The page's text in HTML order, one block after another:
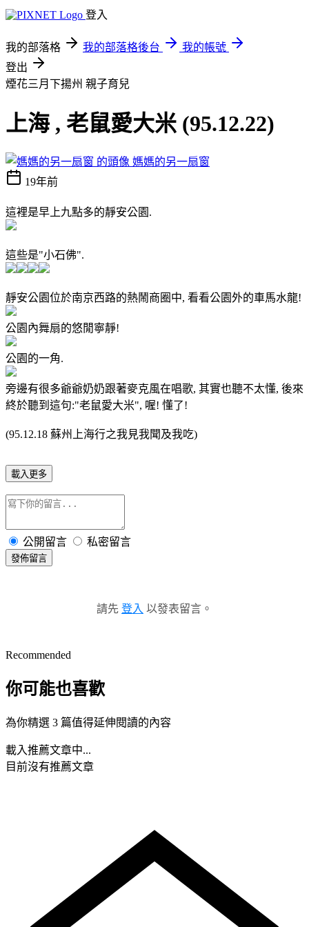
登入
我的部落格 我的部落格後台
我的帳號
登出
煙花三月下揚州 親子育兒
上海 , 老鼠愛大米 (95.12.22)
媽媽的另一扇窗
19年前
這裡是早上九點多的靜安公園.
這些是"小石佛".
靜安公園位於南京西路的熱鬧商圈中, 看看公園外的車馬水龍!
公園內舞扇的悠閒寧靜!
公園的一角.
旁邊有很多爺爺奶奶跟著麥克風在唱歌, 其實也聽不太懂, 後來
終於聽到這句:"老鼠愛大米", 喔! 懂了!
(95.12.18 蘇州上海行之我見我聞及我吃)
載入更多
公開留言 私密留言
發佈留言
請先 登入 以發表留言。
Recommended
你可能也喜歡
為你精選 3 篇值得延伸閱讀的內容
載入推薦文章中...
目前沒有推薦文章